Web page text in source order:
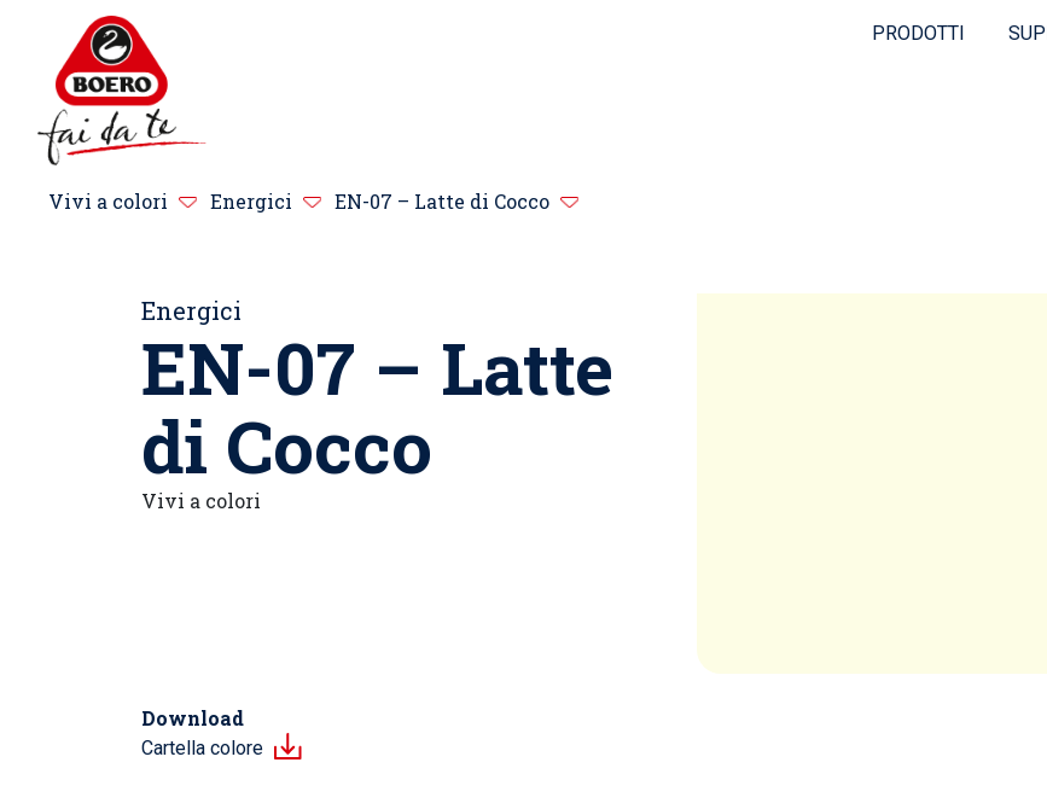
PRODOTTI
Vivi a colori Energici EN-07 – Latte di Cocco
Energici
EN-07 – Latte
di Cocco
Vivi a colori
Download
Cartella colore